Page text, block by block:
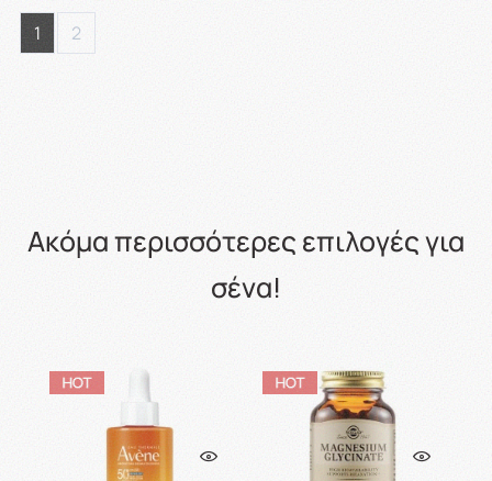
1 2
Ακόμα περισσότερες επιλογές για
σένα!